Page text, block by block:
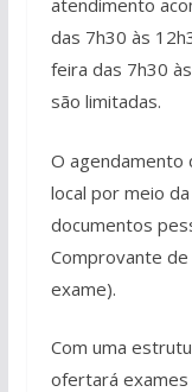
atendimento
das 7h30 às
feira das 7h30
são limitadas.
O agendamento
local por meio
documentos
Comprovante de
exame).
Com uma
ofertará exames